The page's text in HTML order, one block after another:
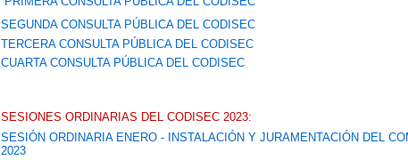
SEGUNDA CONSULTA PÚBLICA DEL CODISEC
TERCERA CONSULTA PÚBLICA DEL CODISEC
CUARTA CONSULTA PÚBLICA DEL CODISEC
SESIONES ORDINARIAS DEL CODISEC 2023:
SESIÓN ORDINARIA ENERO - INSTALACIÓN Y JURAMENTACIÓN DEL
2023